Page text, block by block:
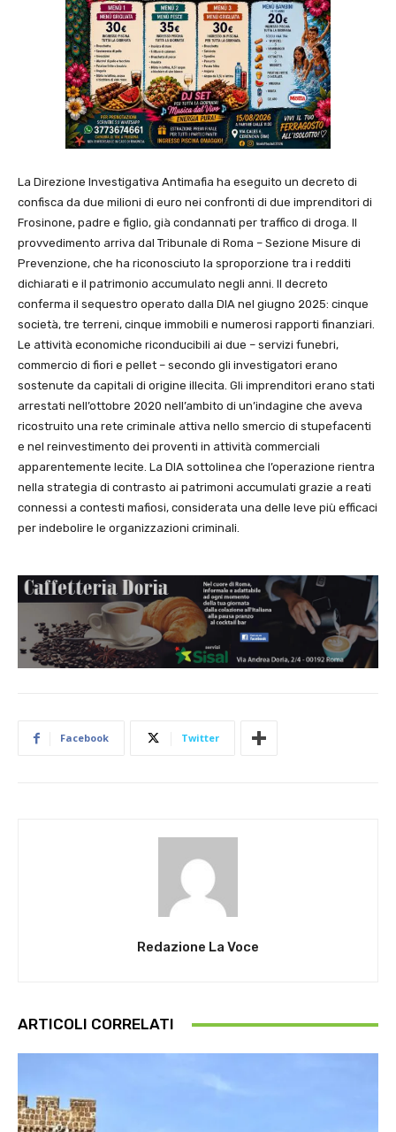
La Direzione Investigativa Antimafia ha eseguito un decreto di
confisca da due milioni di euro nei confronti di due imprenditori di
Frosinone, padre e figlio, già condannati per traffico di droga. Il
provvedimento arriva dal Tribunale di Roma – Sezione Misure di
Prevenzione, che ha riconosciuto la sproporzione tra i redditi
dichiarati e il patrimonio accumulato negli anni. Il decreto
conferma il sequestro operato dalla DIA nel giugno 2025: cinque
società, tre terreni, cinque immobili e numerosi rapporti finanziari.
Le attività economiche riconducibili ai due – servizi funebri,
commercio di fiori e pellet – secondo gli investigatori erano
sostenute da capitali di origine illecita. Gli imprenditori erano stati
arrestati nell’ottobre 2020 nell’ambito di un’indagine che aveva
ricostruito una rete criminale attiva nello smercio di stupefacenti
e nel reinvestimento dei proventi in attività commerciali
apparentemente lecite. La DIA sottolinea che l’operazione rientra
nella strategia di contrasto ai patrimoni accumulati grazie a reati
connessi a contesti mafiosi, considerata una delle leve più efficaci
per indebolire le organizzazioni criminali.
Facebook Twitter
Redazione La Voce
ARTICOLI CORRELATI